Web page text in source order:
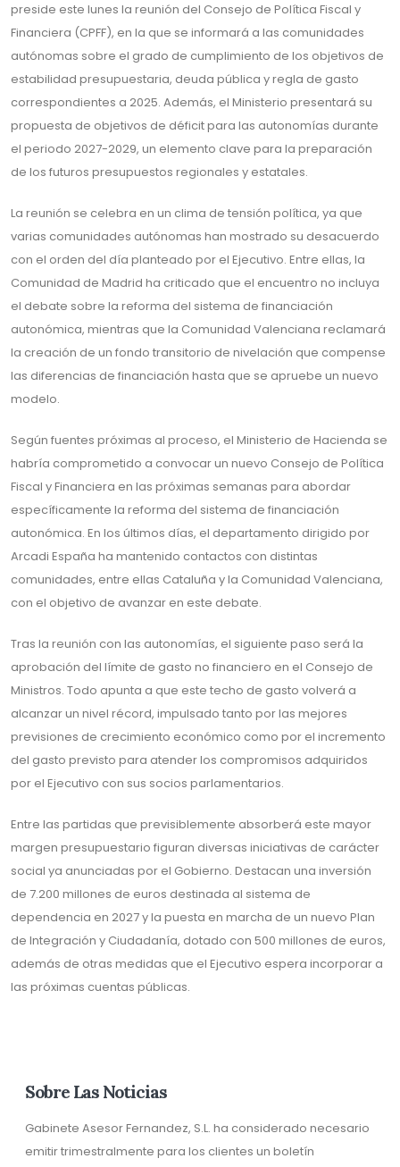
preside este lunes la reunión del Consejo de Política Fiscal y
Financiera (CPFF), en la que se informará a las comunidades
autónomas sobre el grado de cumplimiento de los objetivos de
estabilidad presupuestaria, deuda pública y regla de gasto
correspondientes a 2025. Además, el Ministerio presentará su
propuesta de objetivos de déficit para las autonomías durante
el periodo 2027-2029, un elemento clave para la preparación
de los futuros presupuestos regionales y estatales.
La reunión se celebra en un clima de tensión política, ya que
varias comunidades autónomas han mostrado su desacuerdo
con el orden del día planteado por el Ejecutivo. Entre ellas, la
Comunidad de Madrid ha criticado que el encuentro no incluya
el debate sobre la reforma del sistema de financiación
autonómica, mientras que la Comunidad Valenciana reclamará
la creación de un fondo transitorio de nivelación que compense
las diferencias de financiación hasta que se apruebe un nuevo
modelo.
Según fuentes próximas al proceso, el Ministerio de Hacienda se
habría comprometido a convocar un nuevo Consejo de Política
Fiscal y Financiera en las próximas semanas para abordar
específicamente la reforma del sistema de financiación
autonómica. En los últimos días, el departamento dirigido por
Arcadi España ha mantenido contactos con distintas
comunidades, entre ellas Cataluña y la Comunidad Valenciana,
con el objetivo de avanzar en este debate.
Tras la reunión con las autonomías, el siguiente paso será la
aprobación del límite de gasto no financiero en el Consejo de
Ministros. Todo apunta a que este techo de gasto volverá a
alcanzar un nivel récord, impulsado tanto por las mejores
previsiones de crecimiento económico como por el incremento
del gasto previsto para atender los compromisos adquiridos
por el Ejecutivo con sus socios parlamentarios.
Entre las partidas que previsiblemente absorberá este mayor
margen presupuestario figuran diversas iniciativas de carácter
social ya anunciadas por el Gobierno. Destacan una inversión
de 7.200 millones de euros destinada al sistema de
dependencia en 2027 y la puesta en marcha de un nuevo Plan
de Integración y Ciudadanía, dotado con 500 millones de euros,
además de otras medidas que el Ejecutivo espera incorporar a
las próximas cuentas públicas.
Sobre Las Noticias
Gabinete Asesor Fernandez, S.L. ha considerado necesario
emitir trimestralmente para los clientes un boletín